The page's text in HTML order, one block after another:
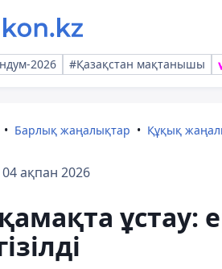
2026 #Қазақстан мақтанышы
Барлық жаңалықтар Құқық
04 ақпан 2026
ұстау: